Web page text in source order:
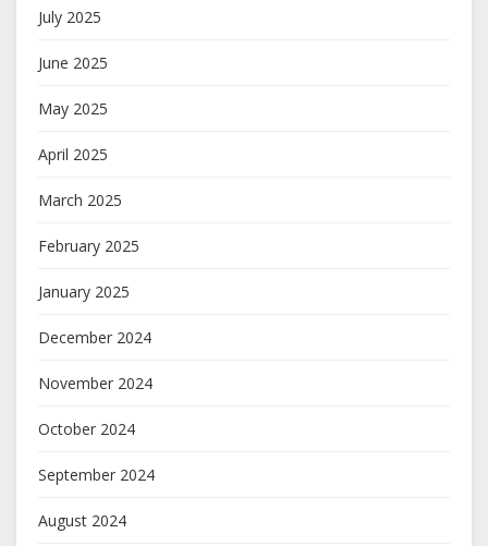
July 2025
June 2025
May 2025
April 2025
March 2025
February 2025
January 2025
December 2024
November 2024
October 2024
September 2024
August 2024